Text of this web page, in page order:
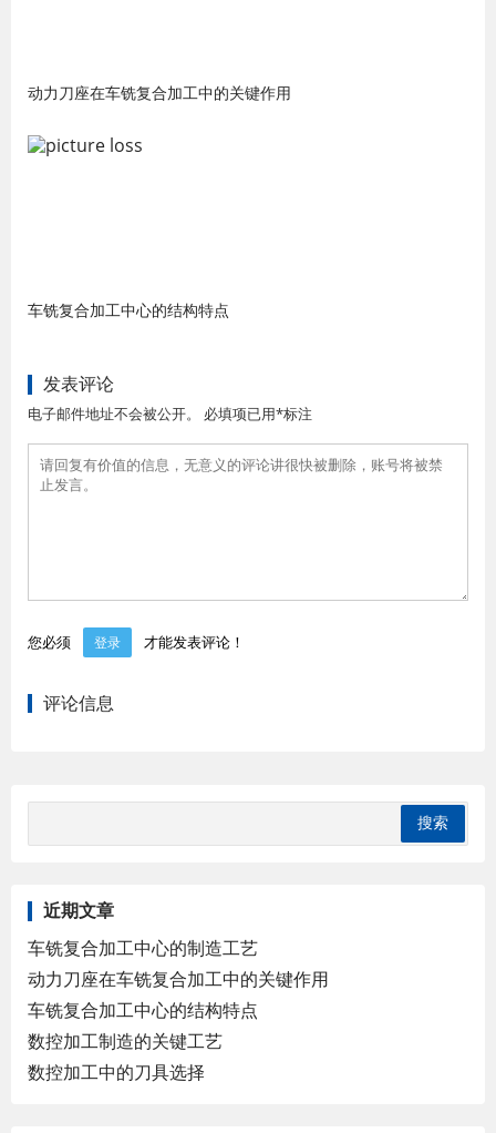
动力刀座在车铣复合加工中的关键作用
车铣复合加工中心的结构特点
发表评论
电子邮件地址不会被公开。 必填项已用*标注
您必须 登录 才能发表评论！
评论信息
近期文章
车铣复合加工中心的制造工艺
动力刀座在车铣复合加工中的关键作用
车铣复合加工中心的结构特点
数控加工制造的关键工艺
数控加工中的刀具选择